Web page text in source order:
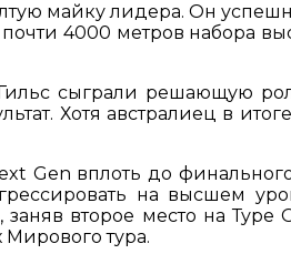
майку лидера. Он
4000 метров набора
сыграли решающую
Хотя австралиец в
Gen вплоть до
на высшем
второе место на
Мирового тура.